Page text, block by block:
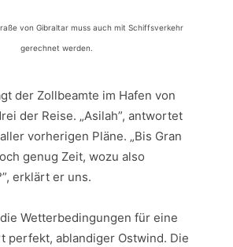
von Gibraltar muss auch mit Schiffsverkehr
gerechnet werden.
der Zollbeamte im Hafen von
der Reise. „Asilah”, antwortet
vorherigen Pläne. „Bis Gran
genug Zeit, wozu also
erklärt er uns.
Wetterbedingungen für eine
perfekt, ablandiger Ostwind. Die